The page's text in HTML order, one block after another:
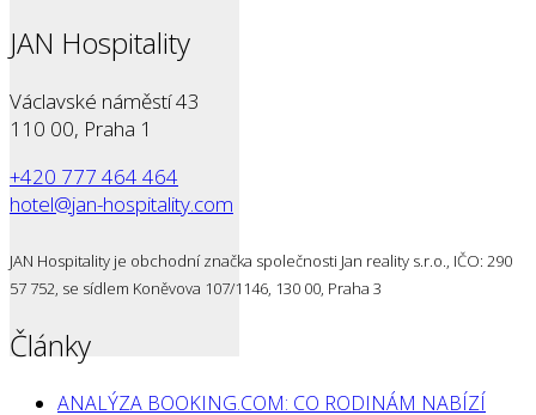
JAN Hospitality
Václavské náměstí 43
110 00, Praha 1
+420 777 464 464
hotel@jan-hospitality.com
JAN Hospitality je obchodní značka společnosti Jan reality s.r.o., IČO: 290
57 752, se sídlem Koněvova 107/1146, 130 00, Praha 3
Články
ANALÝZA BOOKING.COM: CO RODINÁM NABÍZÍ